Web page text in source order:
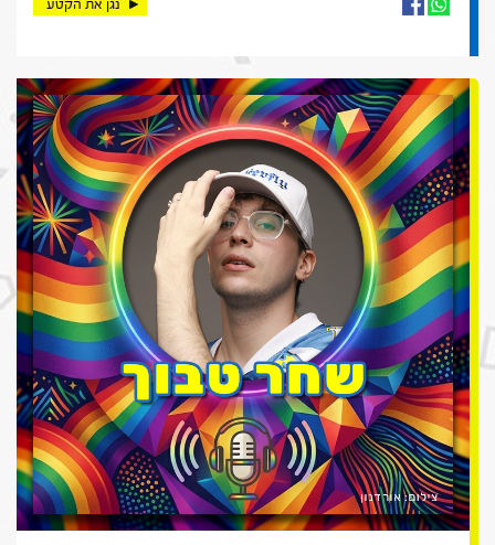
נגן את הקטע